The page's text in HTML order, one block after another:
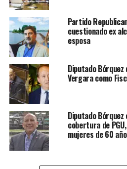
Partido
cuestionado ex
esposa
Diputado
Vergara como
Diputado
cobertura de
mujeres de 60